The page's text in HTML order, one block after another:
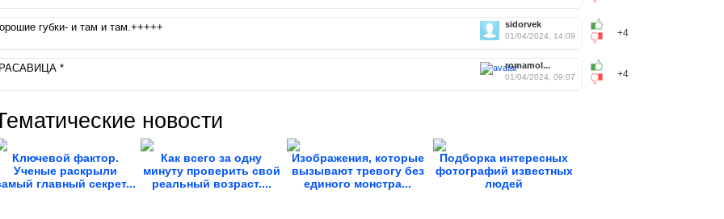
+4
sidorvek
01/04/2024, 14:09
губки- и там и там.+++++
+4
romamol...
01/04/2024, 09:07
*
новости
Ключевой фактор.
Ученые раскрыли
главный секрет...
Как всего за одну
минуту проверить свой
реальный возраст....
Изображения, которые
вызывают тревогу без
единого монстра...
Подборка интересных
фотографий известных
людей